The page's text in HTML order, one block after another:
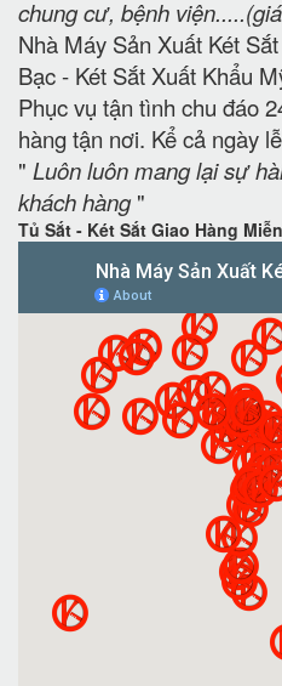
chung cư, bệnh
Nhà Máy Sản Xuất Két
Bạc - Két Sắt Xuất Khẩu
Phục vụ tận tình chu đáo
hàng tận nơi. Kể cả ngày
" Luôn luôn mang lại sự
khách hàng"
Tủ Sắt - Két Sắt Giao Hàng